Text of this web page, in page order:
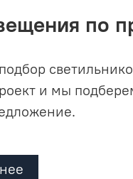
по
и мы